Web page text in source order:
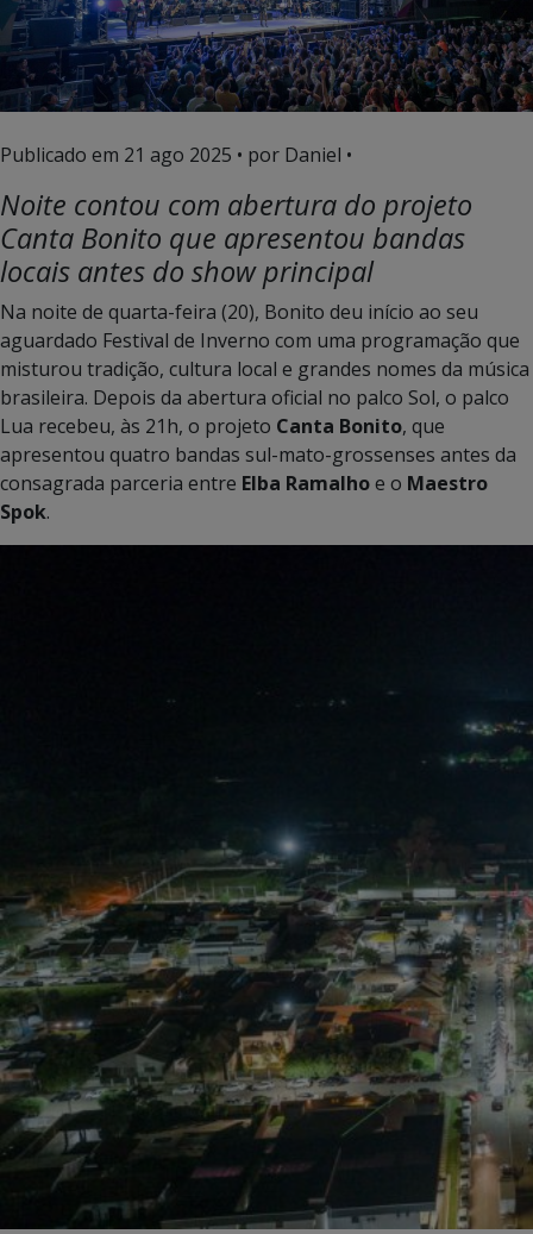
Publicado em 21 ago 2025 • por Daniel •
Noite contou com abertura do projeto
Canta Bonito que apresentou bandas
locais antes do show principal
Na noite de quarta-feira (20), Bonito deu início ao seu
aguardado Festival de Inverno com uma programação que
misturou tradição, cultura local e grandes nomes da música
brasileira. Depois da abertura oficial no palco Sol, o palco
Lua recebeu, às 21h, o projeto Canta Bonito, que
apresentou quatro bandas sul-mato-grossenses antes da
consagrada parceria entre Elba Ramalhoe o Maestro
Spok.